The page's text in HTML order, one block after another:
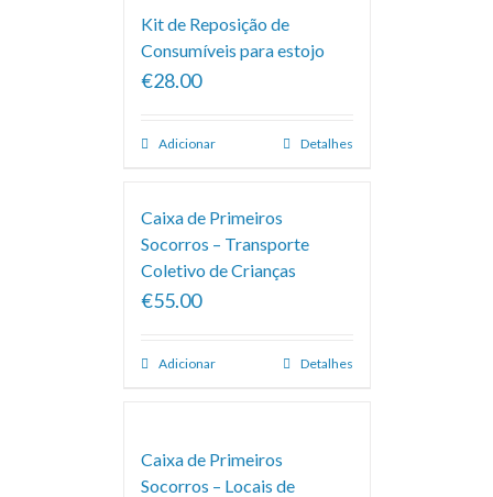
Kit de Reposição de
Consumíveis para estojo
€28.00
Adicionar Detalhes
Caixa de Primeiros
Socorros – Transporte
Coletivo de Crianças
€55.00
Adicionar Detalhes
Caixa de Primeiros
Socorros – Locais de